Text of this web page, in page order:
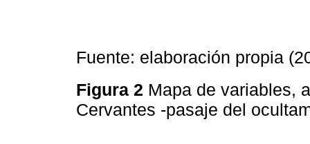
Fuente: elaboración propia
Figura 2 Mapa de variables,
Cervantes -pasaje del